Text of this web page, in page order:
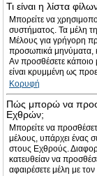
Τι είναι η λίστα
Μπορείτε να
συστήματος. Τα μέλη
Μέλους για γρήγορη
προσωπικά μηνύματα,
Αν προσθέσετε κάποιο
είναι κρυμμένη ως
Κορυφή
Πώς μπορώ να
Εχθρών;
Μπορείτε να
μέλους, υπάρχει ένας
στους Εχθρούς.
κατευθείαν να
αφαιρέσετε μέλη με